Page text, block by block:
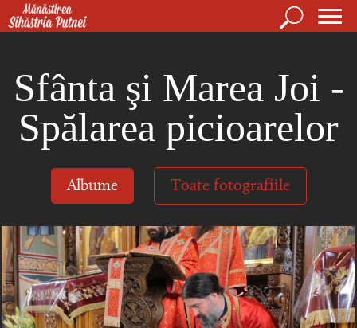
Mergi la conţinutul principal
Căutare
Sfânta şi Marea Joi -
Spălarea picioarelor
Albume Toate fotografiile